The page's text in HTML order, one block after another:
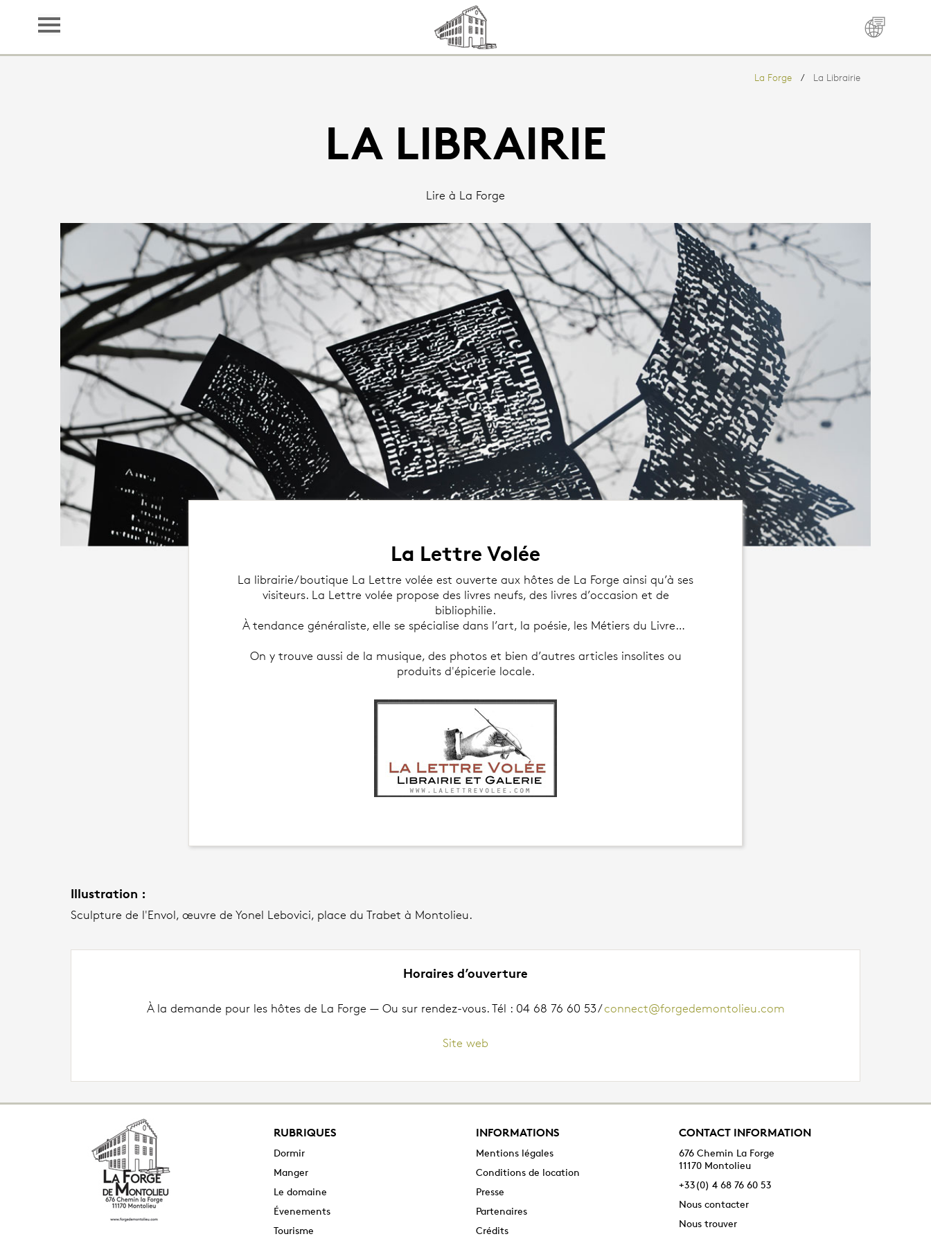
LA FORGE
Réserver
Contact
Crédits
Partenaires
La Forge La Librairie
LA LIBRAIRIE
Lire à La Forge
La Lettre Volée
La librairie/boutique La Lettre volée est ouverte aux hôtes de La Forge ainsi qu’à ses
visiteurs. La Lettre volée propose des livres neufs, des livres d’occasion et de
bibliophilie.
À tendance généraliste, elle se spécialise dans l’art, la poésie, les Métiers du Livre…
On y trouve aussi de la musique, des photos et bien d’autres articles insolites ou
produits d'épicerie locale.
Illustration :
Sculpture de l'Envol, œuvre de Yonel Lebovici, place du Trabet à Montolieu.
Horaires d’ouverture
À la demande pour les hôtes de La Forge — Ou sur rendez-vous. Tél : 04 68 76 60 53 /connect@forgedemontolieu.com
Site web
RUBRIQUES
Dormir
Manger
Le domaine
Évenements
Tourisme
INFORMATIONS
Mentions légales
Conditions de location
Presse
Partenaires
Crédits
CONTACT INFORMATION
676 Chemin La Forge
11170 Montolieu
+33(0) 4 68 76 60 53
Nous contacter
Nous trouver